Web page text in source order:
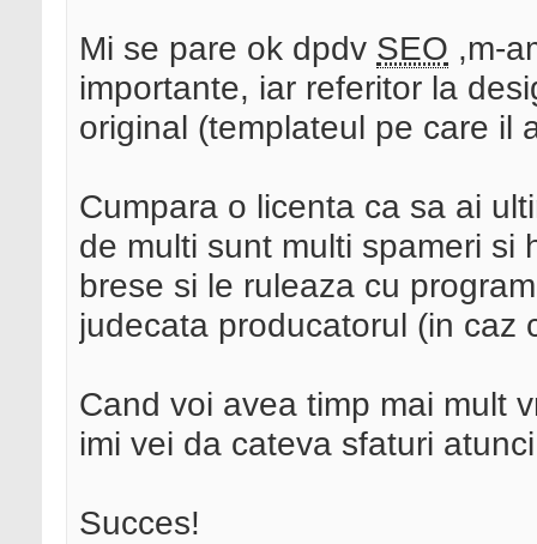
Mi se pare ok dpdv SEO ,m-
importante, iar referitor la
original (templateul pe care il
Cumpara o licenta ca sa ai
de multi sunt multi spameri si
brese si le ruleaza cu
judecata producatorul (in caz
Cand voi avea timp mai mult
imi vei da cateva sfaturi
Succes!